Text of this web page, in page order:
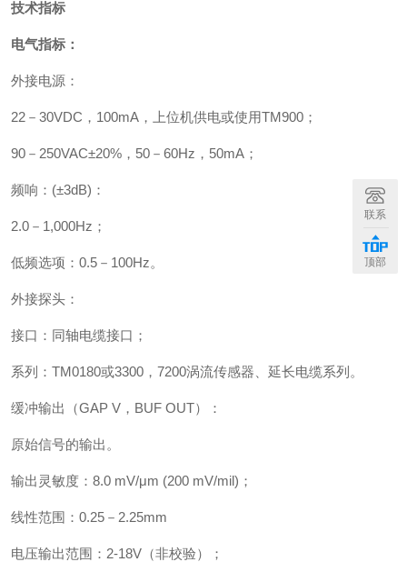
技术指标
电气指标：
外接电源：
22 － 30VDC ， 100mA ，上位机供电或使用TM900 ；
90 － 250VAC±20% ， 50 － 60Hz ， 50mA ；
频响： (±3dB) ：
2.0 － 1,000Hz ；
低频选项： 0.5 － 100Hz。
外接探头：
接口：同轴电缆接口；
系列： TM0180或3300 ， 7200涡流传感器、延长电缆系列。
缓冲输出（GAP V ， BUF OUT）：
原始信号的输出。
输出灵敏度： 8.0 mV/μm (200 mV/mil) ；
线性范围： 0.25 － 2.25mm
电压输出范围： 2-18V （非校验）；
联系
顶部